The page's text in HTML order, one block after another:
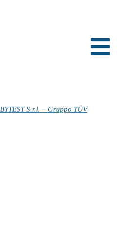
BYTEST S.r.l. – Gruppo TÜV